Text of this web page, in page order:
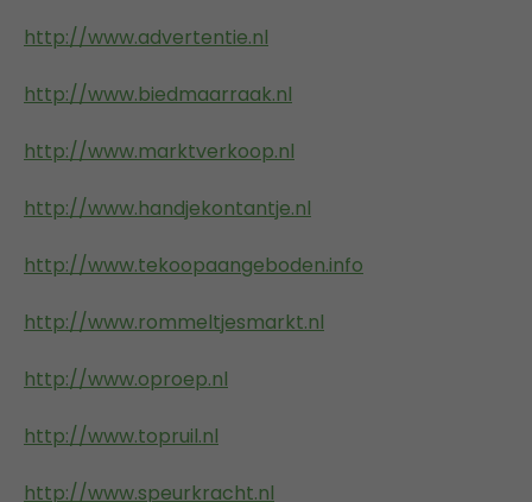
http://www.advertentie.nl
http://www.biedmaarraak.nl
http://www.marktverkoop.nl
http://www.handjekontantje.nl
http://www.tekoopaangeboden.info
http://www.rommeltjesmarkt.nl
http://www.oproep.nl
http://www.topruil.nl
http://www.speurkracht.nl